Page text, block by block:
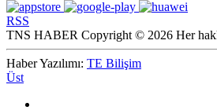
RSS
TNS HABER Copyright © 2026 Her
Haber Yazılımı: TE Bilişim
Üst